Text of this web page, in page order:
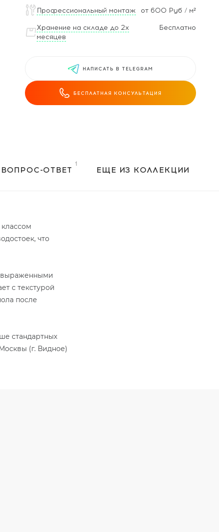
Профессиональный монтаж от 600 Руб / м²
Хранение на складе до 2х
месяцев
Бесплатно
НАПИСАТЬ В TELEGRAM
БЕСПЛАТНАЯ КОНСУЛЬТАЦИЯ
ВОПРОС-ОТВЕТ ЕЩЕ ИЗ КОЛЛЕКЦИИ
что
выраженными
с текстурой
после
стандартных
(г. Видное)